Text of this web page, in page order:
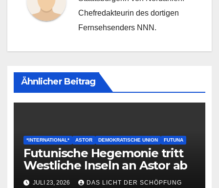
Chefredakteurin des dortigen
Fernsehsenders NNN.
Ähnlicher Beitrag
*INTERNATIONAL* ASTOR DEMOKRATISCHE UNION FUTUNA
Futunische Hegemonie tritt
Westliche Inseln an Astor ab
JULI 23, 2026 DAS LICHT DER SCHÖPFUNG